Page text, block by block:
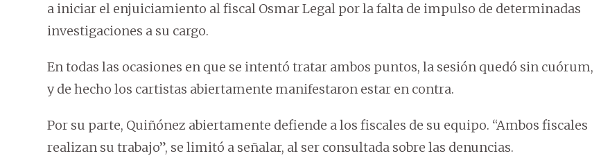
a iniciar el enjuiciamiento al fiscal Osmar Legal por la falta de impulso de determinadas
investigaciones a su cargo.
En todas las ocasiones en que se intentó tratar ambos puntos, la sesión quedó sin cuórum,
y de hecho los cartistas abiertamente manifestaron estar en contra.
Por su parte, Quiñónez abiertamente defiende a los fiscales de su equipo. “Ambos fiscales
realizan su trabajo”, se limitó a señalar, al ser consultada sobre las denuncias.